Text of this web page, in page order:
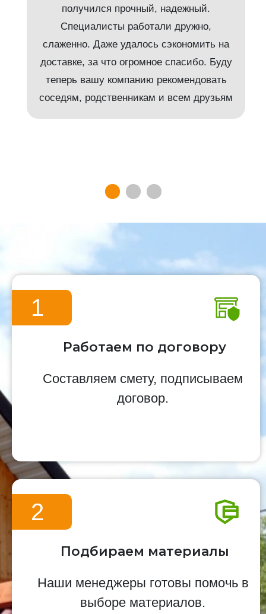
получился прочный, надежный.
Специалисты работали дружно,
слаженно. Даже удалось сэкономить на
доставке, за что огромное спасибо. Буду
теперь вашу компанию рекомендовать
соседям, родственникам и всем друзьям
1
Работаем по договору
Составляем смету, подписываем
договор.
2
Подбираем материалы
Наши менеджеры готовы помочь в
выборе материалов.